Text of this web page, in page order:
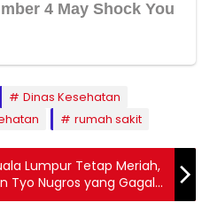
Dinas Kesehatan
rumah sakit
Lumpur Tetap Meriah,
Tyo Nugros yang Gagal